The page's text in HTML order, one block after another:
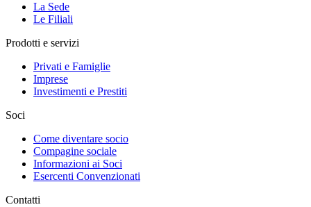
La Sede
Le Filiali
Prodotti e servizi
Privati e Famiglie
Imprese
Investimenti e Prestiti
Soci
Come diventare socio
Compagine sociale
Informazioni ai Soci
Esercenti Convenzionati
Contatti